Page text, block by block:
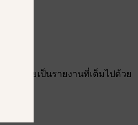
าะตัว.
ห้กลายเป็นรายงานที่เต็มไปด้วย